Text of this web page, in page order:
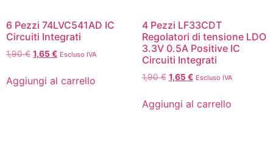
6 Pezzi 74LVC541AD IC
Circuiti Integrati
1,90€ 1,65€ Escluso IVA
Aggiungi al carrello
4 Pezzi LF33CDT
Regolatori di tensione LDO
3.3V 0.5A Positive IC
Circuiti Integrati
1,90€ 1,65€ Escluso IVA
Aggiungi al carrello